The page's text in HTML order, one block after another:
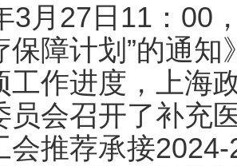
3月27日11：00
保障计划”的通
工作进度，上海
员会召开了补充
会推荐承接